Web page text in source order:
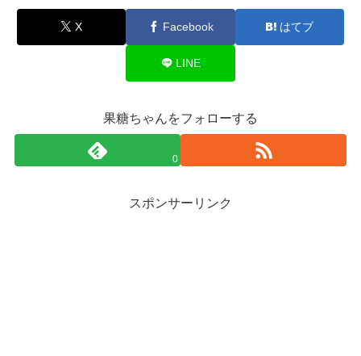
X Facebook はてブ
LINE
果糖ちゃんをフォローする
0
スポンサーリンク